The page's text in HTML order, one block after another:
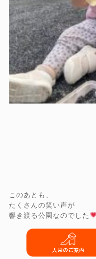
このあとも、
たくさんの笑い声が
響き渡る公園なのでした